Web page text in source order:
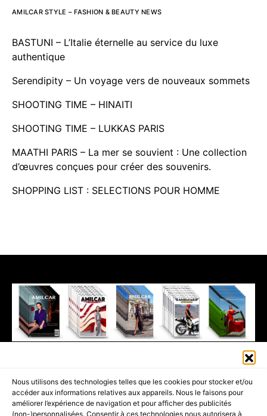
Nous utilisons des technologies telles que les cookies pour stocker et/ou
accéder aux informations relatives aux appareils. Nous le faisons pour
améliorer l’expérience de navigation et pour afficher des publicités
(non-)personnalisées. Consentir à ces technologies nous autorisera à
AMILCAR STYLE – FASHION & BEAUTY NEWS
BASTUNI – L’Italie éternelle au service du luxe
authentique
Serendipity – Un voyage vers de nouveaux sommets
SHOOTING TIME – HINAITI
SHOOTING TIME – LUKKAS PARIS
MAATHI PARIS – La mer se souvient : Une collection
d’œuvres conçues pour créer des souvenirs.
SHOPPING LIST : SELECTIONS POUR HOMME
PART OF THEAMILCAR MAGAZINE GROUP.EDITOR - ADVERTISING
AGENCE MEDIANE.